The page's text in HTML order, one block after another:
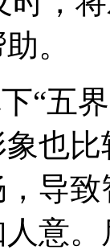
。
“五
也
导
意